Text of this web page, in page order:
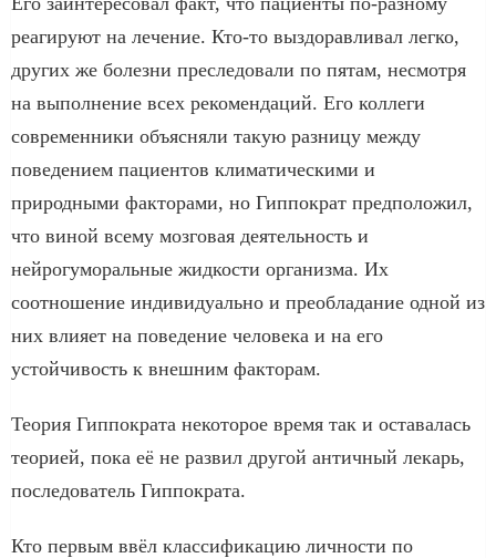
реагируют на лечение. Кто-то выздоравливал легко,
других же болезни преследовали по пятам, несмотря
на выполнение всех рекомендаций. Его коллеги
современники объясняли такую разницу между
поведением пациентов климатическими и
природными факторами, но Гиппократ предположил,
что виной всему мозговая деятельность и
нейрогуморальные жидкости организма. Их
соотношение индивидуально и преобладание одной из
них влияет на поведение человека и на его
устойчивость к внешним факторам.
Теория Гиппократа некоторое время так и оставалась
теорией, пока её не развил другой античный лекарь,
последователь Гиппократа.
Кто первым ввёл классификацию личности по